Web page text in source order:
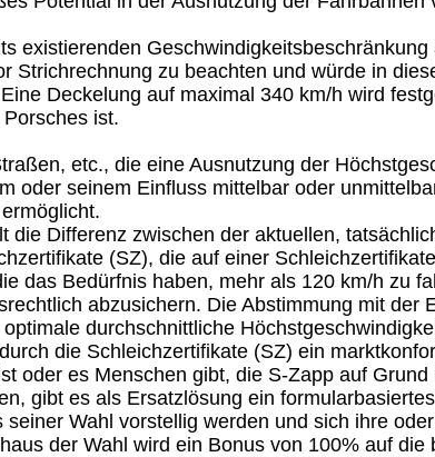
existierenden
zu beachten und würde in
Deckelung auf maximal 340 km/h wird
ist.
etc., die eine Ausnutzung der
oder seinem Einfluss mittelbar oder
Differenz zwischen der aktuellen,
(SZ), die auf einer
das Bedürfnis haben, mehr als 120 km/h zu
abzusichern. Die Abstimmung mit der
durchschnittliche
die Schleichzertifikate (SZ) ein
oder es Menschen gibt, die S-Zapp auf
gibt es als Ersatzlösung ein
Wahl vorstellig werden und sich ihre
der Wahl wird ein Bonus von 100% auf